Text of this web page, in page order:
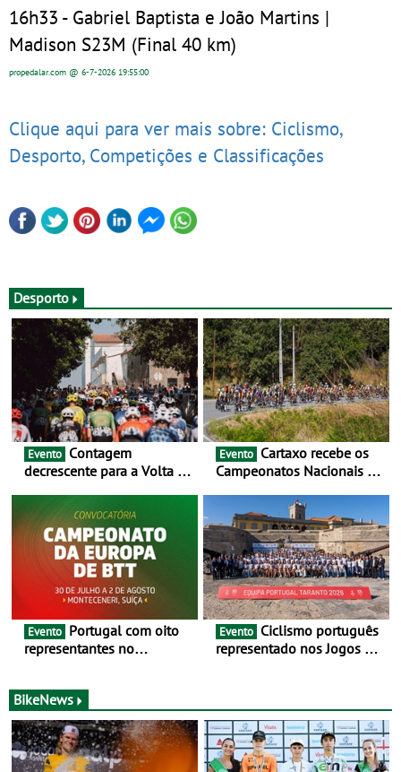
16h33 - Gabriel Baptista e João Martins |
Madison S23M (Final 40 km)
propedalar.com @ 6-7-2026 19:55:00
Clique aqui para ver mais sobre: Ciclismo,
Desporto, Competições e Classificações
Desporto
Evento
decrescente para a Volta a
as 17 equipas de 2026
Evento
Campeonatos Nacionais da
julho e 2 de agosto
Evento
representantes no
de agosto, em
Monteceneri, na Suíça
Evento
representado nos Jogos do
BikeNews